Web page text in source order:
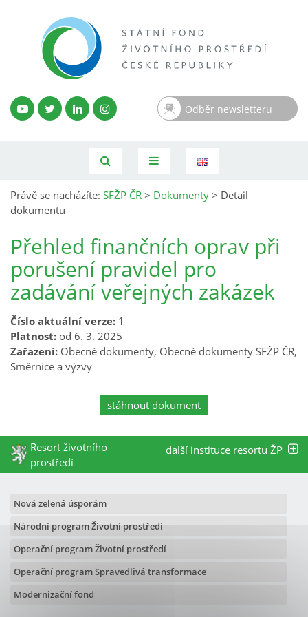
Odběr newsletteru
Právě se nacházíte: SFŽP ČR > Dokumenty > Detail
dokumentu
Přehled finančních oprav při
porušení pravidel pro
zadávání veřejných zakázek
Číslo aktuální verze: 1
Platnost: od 6. 3. 2025
Zařazení: Obecné dokumenty, Obecné dokumenty SFŽP ČR,
Směrnice a výzvy
stáhnout dokument
Resort životního
prostředí
další instituce resortu ŽP
Nová zelená úsporám
Národní program Životní prostředí
Operační program Životní prostředí
Operační program Spravedlivá transformace
Modernizační fond